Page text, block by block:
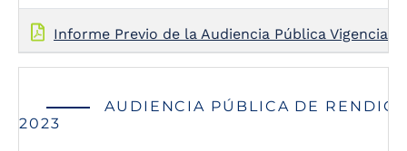
Informe Previo de la Audiencia Pública Vigencia
AUDIENCIA PÚBLICA DE
2023